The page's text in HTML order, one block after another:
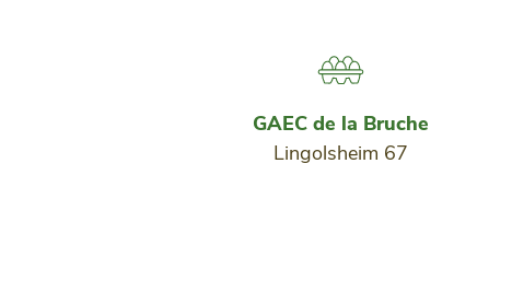
GAEC de la Bruche
Lingolsheim 67